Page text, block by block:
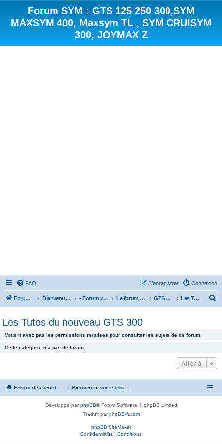
Forum SYM : GTS 125 250 300,SYM
MAXSYM 400, Maxsym TL , SYM CRUISYM
300, JOYMAX Z
FAQ Connexion
S’enregistrer
Forum des scooters SYM - GTS -MAXSYM - CRUISYM - JOYMAX - Maxsym TL Bienvenue sur le forum des scooters de la gamme SYM - Forum principal - Le forum des Scooters SYM GTS 300 2012 Les Tutos du nouveau GTS 300
r
c
Les Tutos du nouveau GTS 300
Vous n’avez pas les permissions requises pour consulter les sujets de ce forum.
Cette catégorie n’a pas de forum.
Aller à
Forum des scooters SYM - GTS -MAXSYM - CRUISYM - JOYMAX - Maxsym TL Bienvenue sur le forum des scooters de la gamme SYM
Développé parphpBB® Forum Software © phpBB Limited
Traduit parphpBB-fr.com
phpBB SiteMaker
Confidentialité | Conditions